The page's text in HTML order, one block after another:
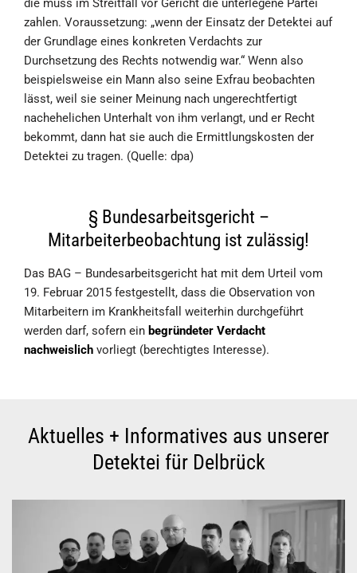
die muss im Streitfall vor Gericht die unterlegene Partei
zahlen. Voraussetzung: „wenn der Einsatz der Detektei auf
der Grundlage eines konkreten Verdachts zur
Durchsetzung des Rechts notwendig war.“ Wenn also
beispielsweise ein Mann also seine Exfrau beobachten
lässt, weil sie seiner Meinung nach ungerechtfertigt
nachehelichen Unterhalt von ihm verlangt, und er Recht
bekommt, dann hat sie auch die Ermittlungskosten der
Detektei zu tragen. (Quelle: dpa)
§ Bundesarbeitsgericht –
Mitarbeiterbeobachtung ist zulässig!
Das BAG – Bundesarbeitsgericht hat mit dem Urteil vom
19. Februar 2015 festgestellt, dass die Observation von
Mitarbeitern im Krankheitsfall weiterhin durchgeführt
werden darf, sofern ein begründeter Verdacht
nachweislich vorliegt (berechtigtes Interesse).